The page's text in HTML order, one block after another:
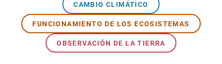
CAMBIO CLIMÁTICO
FUNCIONAMIENTO DE LOS ECOSISTEMAS
OBSERVACIÓN DE LA TIERRA